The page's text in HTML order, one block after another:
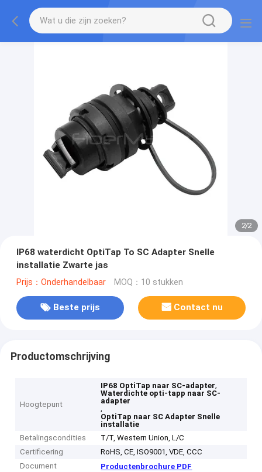
2/2
IP68 waterdicht OptiTap To SC Adapter Snelle
installatie Zwarte jas
Prijs：Onderhandelbaar MOQ：10 stukken
Beste prijs Contact nu
Productomschrijving
Hoogtepunt
IP68 OptiTap naar SC-adapter,
Waterdichte opti-tapp naar SC-
adapter
,
OptiTap naar SC Adapter Snelle
installatie
Betalingscondities
T/T, Western Union, L/C
Certificering
RoHS, CE, ISO9001, VDE, CCC
Document
Productenbrochure PDF